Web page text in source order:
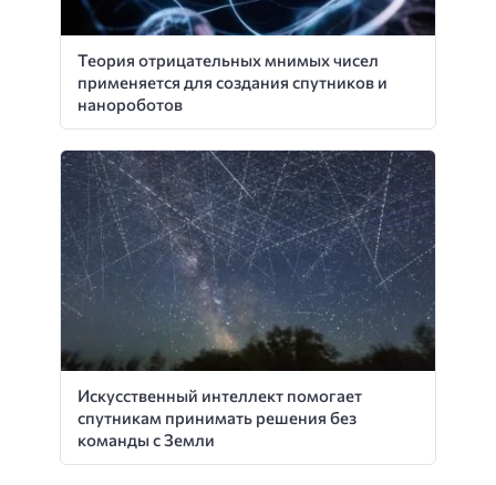
Теория отрицательных мнимых чисел
применяется для создания спутников и
нанороботов
Искусственный интеллект помогает
спутникам принимать решения без
команды с Земли